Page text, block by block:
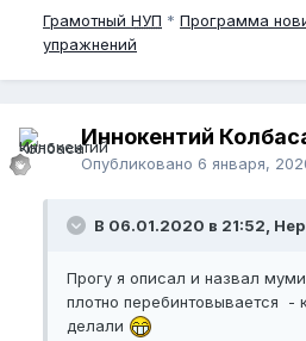
Грамотный НУП * Программа
упражнений
Иннокентий
Опубликовано 6 января,
В 06.01.2020 в 21:52,
Прогу я описал и назвал
плотно перебинтовывается -
делали